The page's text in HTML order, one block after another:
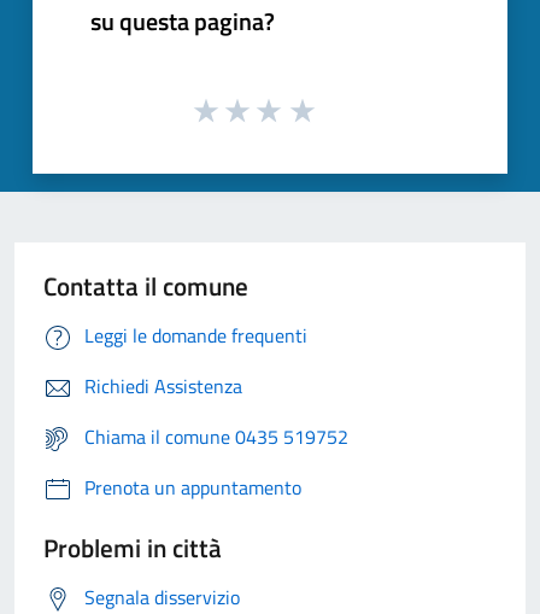
su questa pagina?
Contatta il comune
Leggi le domande frequenti
Richiedi Assistenza
Chiama il comune 0435 519752
Prenota un appuntamento
Problemi in città
Segnala disservizio